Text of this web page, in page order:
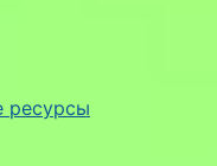
ресурсы